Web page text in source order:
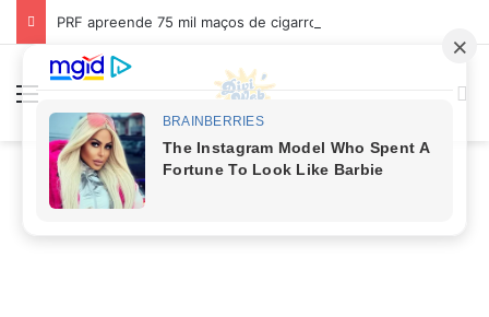
Menu